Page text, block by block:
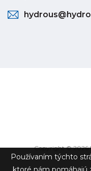
Copyright © 2026
eshop na
Používaním týchto